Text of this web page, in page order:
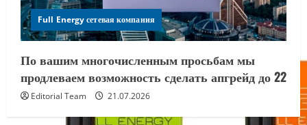
Full Energy сетевая компания
По вашим многочисленным просьбам мы
продлеваем возможность сделать апгрейд до 22
Editorial Team 21.07.2026